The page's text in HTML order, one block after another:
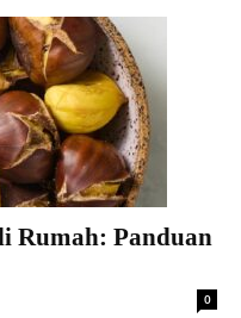
Rumah: Panduan
0